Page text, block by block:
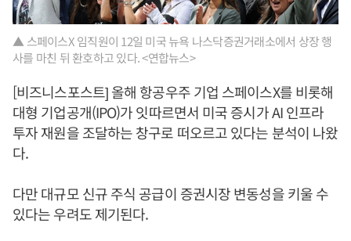
▲ 스페이스X 임직원이 12일 미국 뉴욕 나스닥증권거래소에서 상장 행
사를 마친 뒤 환호하고 있다. <연합뉴스>
[비즈니스포스트] 올해 항공우주 기업 스페이스X를 비롯해
대형 기업공개(IPO)가 잇따르면서 미국 증시가 AI 인프라
투자 재원을 조달하는 창구로 떠오르고 있다는 분석이 나왔
다.
다만 대규모 신규 주식 공급이 증권시장 변동성을 키울 수
있다는 우려도 제기된다.